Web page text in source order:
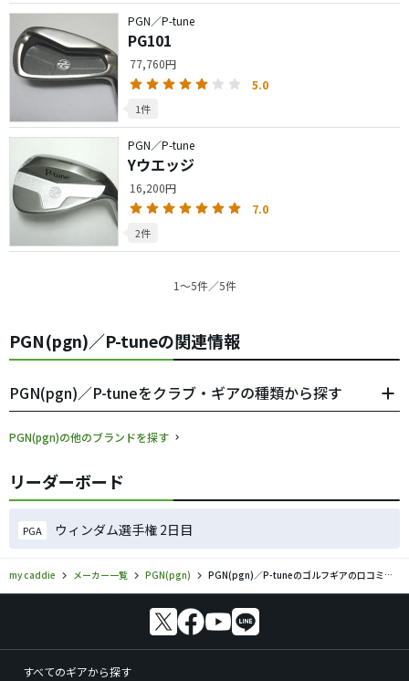
PGN／P-tune
PG101
77,760円
5.0
1件
PGN／P-tune
Yウエッジ
16,200円
7.0
2件
1〜5件／5件
PGN(pgn)／P-tuneの関連情報
PGN(pgn)／P-tuneをクラブ・ギアの種類から探す
PGN(pgn)の他のブランドを探す
リーダーボード
PGA ウィンダム選手権 2日目
my caddie メーカー一覧 PGN(pgn) PGN(pgn)／P-tuneのゴルフギアの口コミ評価
すべてのギアから探す